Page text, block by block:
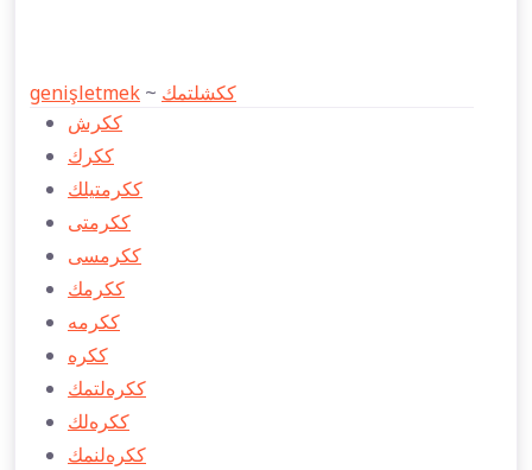
genişletmek ~ ككشلتمك
ككرش
ككرك
ككرمتیلك
ككرمتی
ككرمسی
ككرمك
ككرمه
ككره
ككره‌لتمك
ككره‌لك
ككره‌لنمك